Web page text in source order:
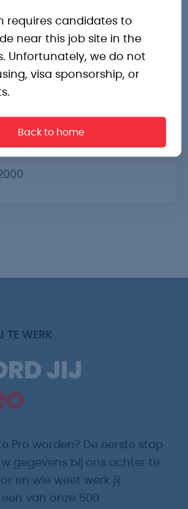
requires candidates to
near this job site in the
Unfortunately, we do not
visa sponsorship, or
Back to home
3
industry.nl
TE WERK
JIJ
Pro worden? De eerste stap
gegevens bij ons achter te
en wie weet werk jij
van onze 500